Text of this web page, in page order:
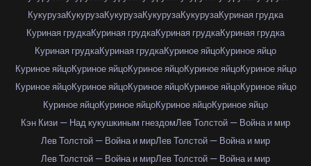
КукурузаКукурузаКукурузаКукурузаКукурузаКуриная грудка
Куриная грудкаКуриная грудкаКуриная грудкаКуриная грудка
Куриная грудкаКуриная грудкаКуриное яйцоКуриное яйцо
Куриное яйцоКуриное яйцоКуриное яйцоКуриное яйцоКуриное яйцо
Куриное яйцоКуриное яйцоКуриное яйцоКуриное яйцоКуриное яйцо
Куриное яйцоКуриное яйцоКуриное яйцоКуриное яйцо
Кэн Кизи — Над кукушкиным гнездомЛев Толстой — Война и мир
Лев Толстой — Война и мирЛев Толстой — Война и мир
Лев Толстой — Война и мирЛев Толстой — Война и мир